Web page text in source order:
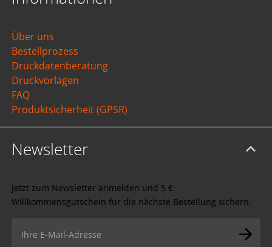
Über uns
Bestellprozess
Druckdatenberatung
Druckvorlagen
FAQ
Produktsicherheit (GPSR)
Newsletter
Jetzt zum Newsletter anmelden und 5 €
Willkommensgutschein für die nächste Bestellung sichern.